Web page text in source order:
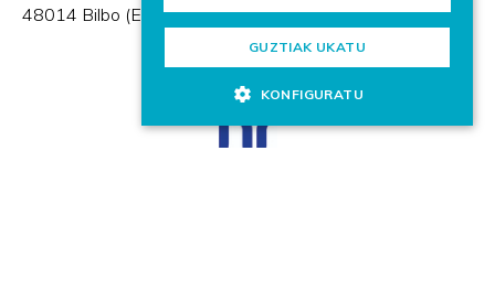
48014 Bilbo (Espainia)
GUZTIAK UKATU
KONFIGURATU